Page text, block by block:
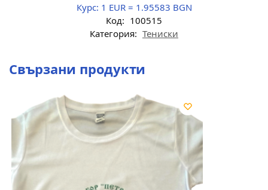
Курс: 1 EUR = 1.95583 BGN
Код: 100515
Категория: Тениски
Свързани продукти